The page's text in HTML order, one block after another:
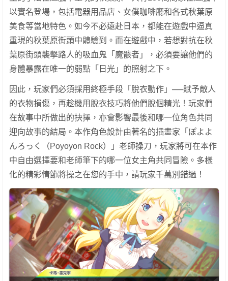
以實名登場，包括電器用品店、女僕咖啡廳和各式秋葉原
美食等當地特色。如今不必遠赴日本，都能在遊戲中逼真
重現的秋葉原街頭中體驗到。而在遊戲中，若想對抗在秋
葉原街頭襲擊路人的吸血鬼「魔骸者」，必須要讓他們的
身體暴露在唯一的弱點「日光」的照射之下。
因此，玩家們必須採用終極手段「脫衣動作」──賦予敵人
的衣物損傷，再趁機用脫衣技巧將他們脫個精光！玩家們
在故事中所做出的抉擇，亦會影響最後和哪一位角色共同
迎向故事的結局。本作角色設計由著名的插畫家「ぽよよ
んろっく（Poyoyon Rock）」老師操刀，玩家將可在本作
中自由選擇要和老師筆下的哪一位女主角共同冒險。多樣
化的精彩情節將操之在您的手中，請玩家千萬別錯過！